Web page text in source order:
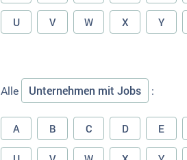
U V W X Y
Alle Unternehmen mit Jobs :
A B C D E